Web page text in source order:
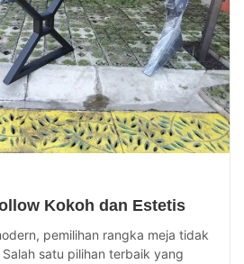
Kokoh dan Estetis
pemilihan rangka meja tidak
satu pilihan terbaik yang